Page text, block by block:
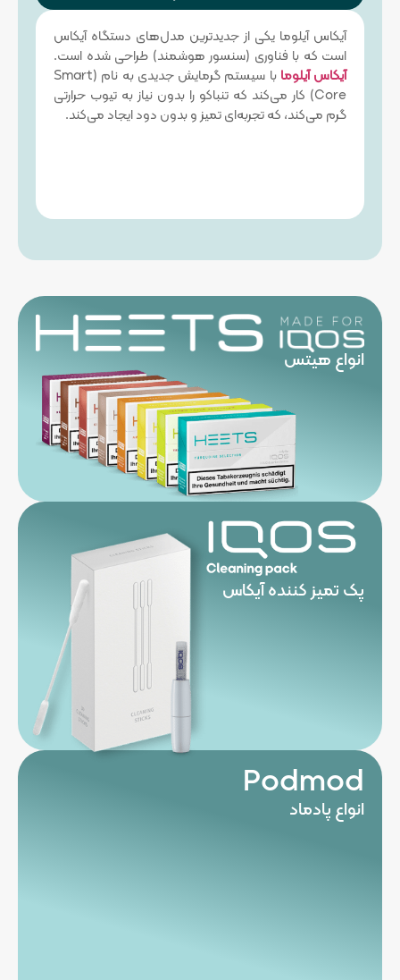
آیکاس آیلوما یکی از جدیدترین مدل‌های دستگاه آیکاس
است که با فناوری (سنسور هوشمند) طراحی شده است.
آیکاس آیلوما
با سیستم گرمایش جدیدی به نام (Smart
Core) کار می‌کند که تنباکو را بدون نیاز به تیوب حرارتی
گرم می‌کند، که تجربه‌ای تمیز و بدون دود ایجاد می‌کند.
انواع هیتس
پک تمیز کننده آیکاس
Podmod
انواع پادماد